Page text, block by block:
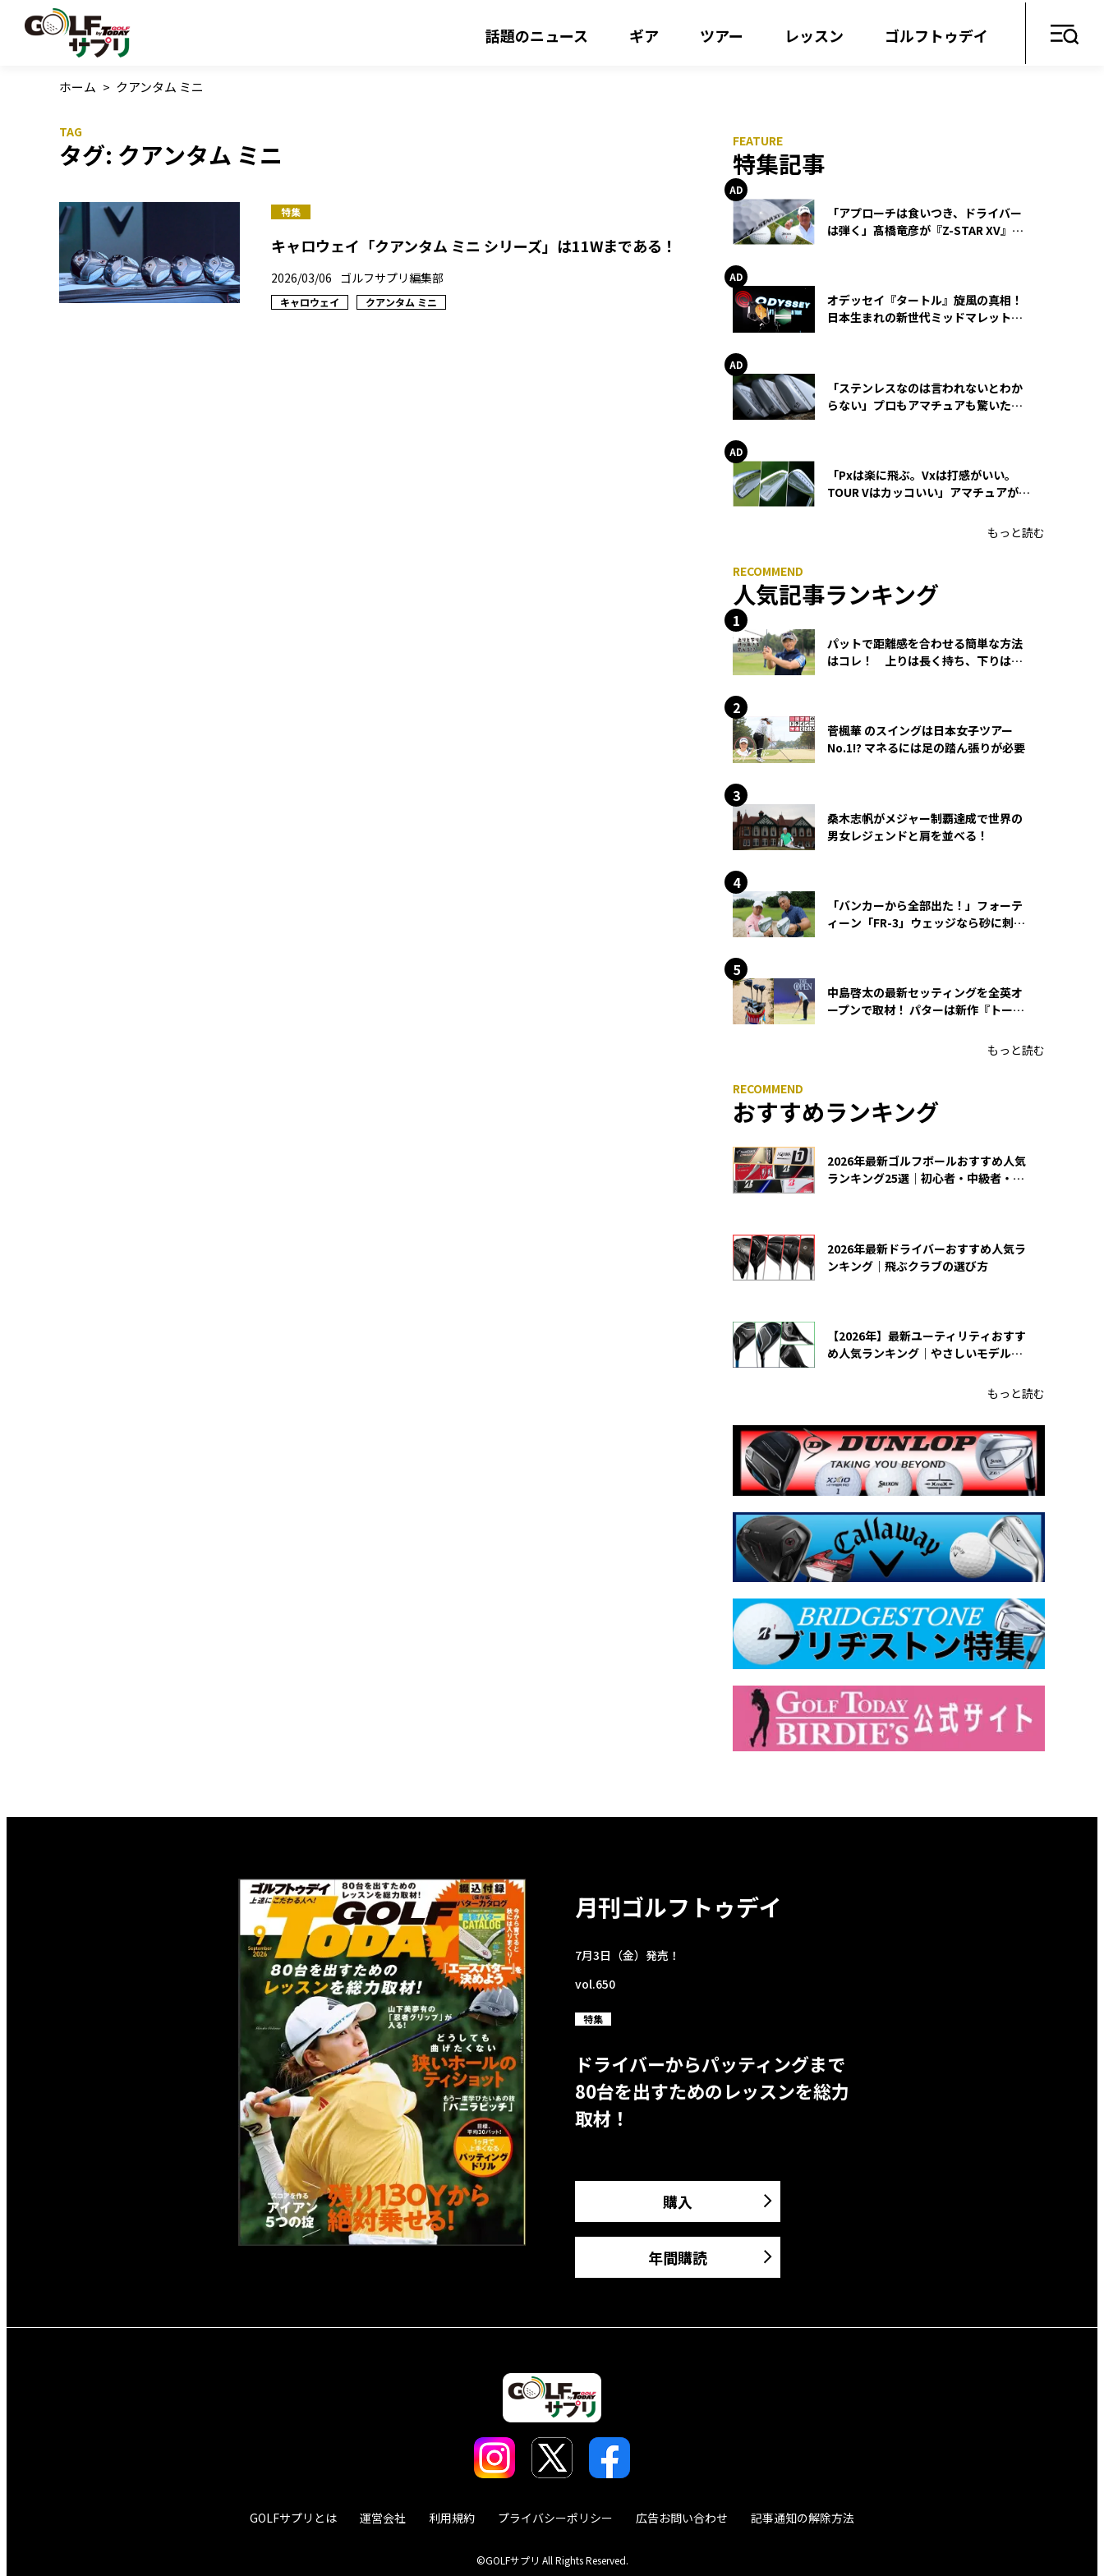
話題のニュース ギア ツアー レッスン ゴルフトゥデイ
ホーム > クアンタム ミニ
タグ: クアンタム ミニ
特集
キャロウェイ「クアンタム ミニ シリーズ」は11Wまである！
2026/03/06 ゴルフサプリ編集部
キャロウェイ クアンタム ミニ
特集記事
「アプローチは食いつき、ドライバー
は弾く」髙橋竜彦が『Z-STAR XV』を
オデッセイ『タートル』旋風の真相！
日本生まれの新世代ミッドマレットが
「ステンレスなのは言われないとわか
らない」プロもアマチュアも驚いた
「Pxは楽に飛ぶ。Vxは打感がいい。
TOUR Vはカッコいい」アマチュアが選
もっと読む
人気記事ランキング
パットで距離感を合わせる簡単な方法
はコレ！ 上りは長く持ち、下りは短
菅楓華 のスイングは日本女子ツアー
No.1!? マネるには足の踏ん張りが必要
桑木志帆がメジャー制覇達成で世界の
男女レジェンドと肩を並べる！
「バンカーから全部出た！」フォーテ
ィーン「FR-3」ウェッジなら砂に刺さ
中島啓太の最新セッティングを全英オ
ープンで取材！ パターは新作『トーチ
もっと読む
おすすめランキング
2026年最新ゴルフボールおすすめ人気
ランキング25選｜初心者・中級者・上
2026年最新ドライバーおすすめ人気ラ
ンキング｜飛ぶクラブの選び方
【2026年】最新ユーティリティおすす
め人気ランキング｜やさしいモデルの
もっと読む
月刊ゴルフトゥデイ
7月3日（金）発売！
vol.650
特集
ドライバーからパッティングまで
80台を出すためのレッスンを総力
取材！
購入
年間購読
GOLFサプリとは 運営会社 利用規約 プライバシーポリシー 広告お問い合わせ 記事通知の解除方法
©GOLFサプリ All Rights Reserved.